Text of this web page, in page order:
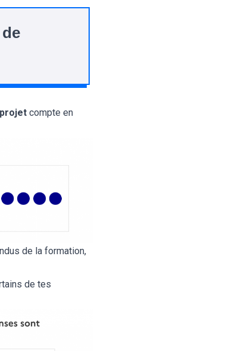
compte en
de la formation,
de tes